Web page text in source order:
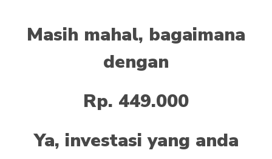
Masih mahal, bagaimana
dengan
Rp. 449.000
Ya, investasi yang anda